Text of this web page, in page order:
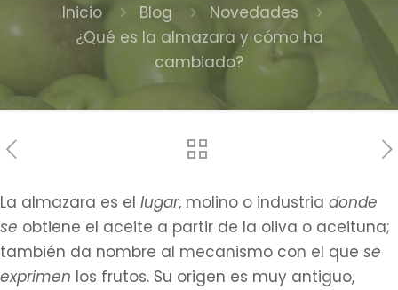
Inicio Blog
Novedades
¿Qué es la almazara y cómo ha
cambiado?
La almazara es el lugar, molino o industria donde
se obtiene el aceite a partir de la oliva o aceituna;
también da nombre al mecanismo con el que se
exprimen los frutos. Su origen es muy antiguo,